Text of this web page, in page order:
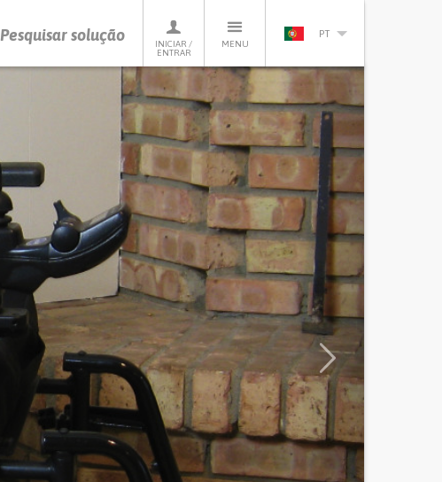
Pesquisar solução
INICIAR /
ENTRAR
MENU
PT
Next